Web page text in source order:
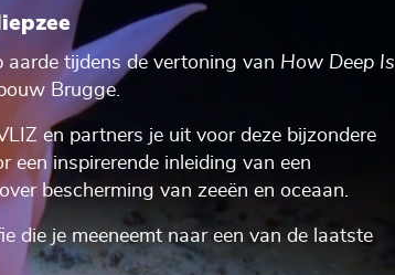
aarde tijdens de vertoning van How Deep Is
Brugge.
en partners je uit voor deze bijzondere
een inspirerende inleiding van een
bescherming van zeeën en oceaan.
die je meeneemt naar een van de laatste